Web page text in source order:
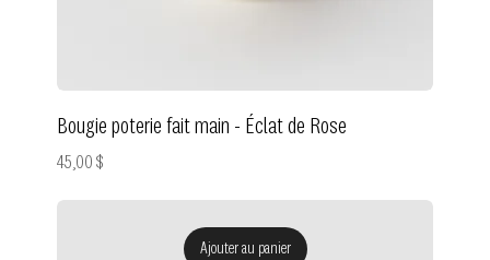
Bougie poterie fait main - Éclat de Rose
Prix
45,00 $
Ajouter au panier